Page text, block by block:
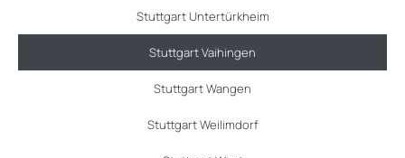
Stuttgart Untertürkheim
Stuttgart Vaihingen
Stuttgart Wangen
Stuttgart Weilimdorf